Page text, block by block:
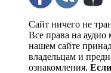
Сайт ничего не
Все права на аудио
нашем сайте
владельцам и
ознакомления.